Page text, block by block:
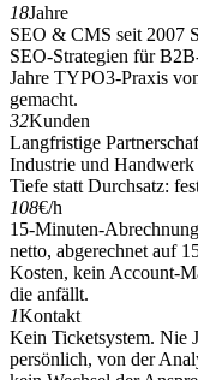
18Jahre
SEO & CMS seit 2007
SEO-Strategien für
Jahre TYPO3-Praxis
gemacht.
32Kunden
Langfristige
Industrie und Handwerk
Tiefe statt Durchsatz:
108€/h
15-Minuten-Abrechnung
netto, abgerechnet auf
Kosten, kein Account-
die anfällt.
1Kontakt
Kein Ticketsystem. Nie
persönlich, von der